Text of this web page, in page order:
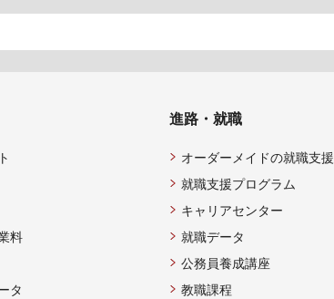
料
タ
進路・就職
オーダーメイドの就職支援
就職支援プログラム
キャリアセンター
就職データ
公務員養成講座
教職課程